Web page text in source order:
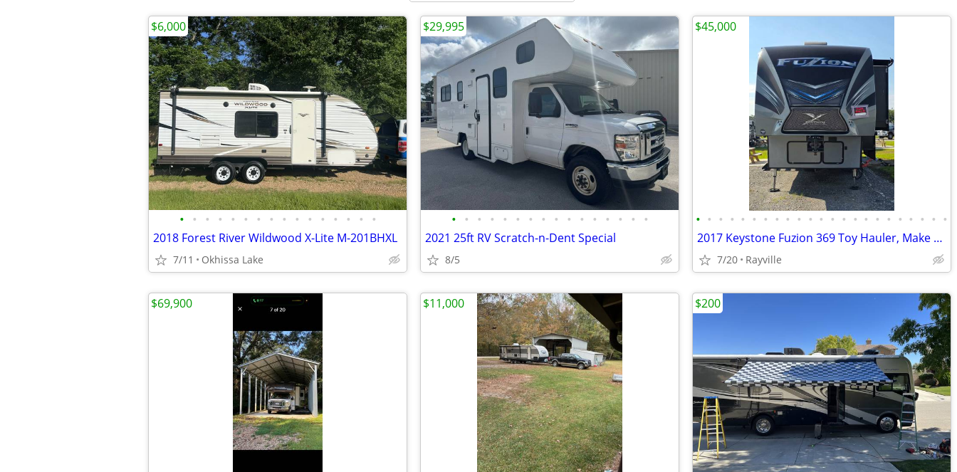
• • • • • • • • • • • • • • • •
2018 Forest River Wildwood X-Lite M-201BHXL
7/11 Okhissa Lake
$6,000
• • • • • • • • • • • • • • • •
2021 25ft RV Scratch-n-Dent Special
8/5
$29,995
• • • • • • • • • • • • • • • • • • • • • • •
2017 Keystone Fuzion 369 Toy Hauler, Make an Offer!
7/20 Rayville
$45,000
$69,900 $11,000 $200